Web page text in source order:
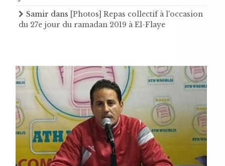
Samir dans [Photos] Repas collectif à l'occasion
du 27e jour du ramadan 2019 à El-Flaye